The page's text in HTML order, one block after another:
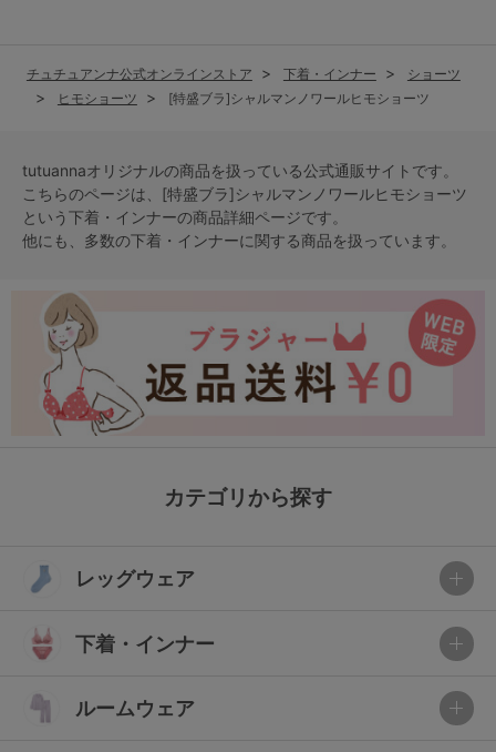
チュチュアンナ公式オンラインストア 下着・インナー
ショーツ
ヒモショーツ
[特盛ブラ]シャルマンノワールヒモショーツ
tutuannaオリジナルの商品を扱っている公式通販サイトです。
こちらのページは、[特盛ブラ]シャルマンノワールヒモショーツ
という下着・インナーの商品詳細ページです。
他にも、多数の下着・インナーに関する商品を扱っています。
カテゴリから探す
レッグウェア
下着・インナー
ルームウェア